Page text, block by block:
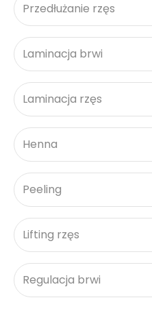
Przedłużanie rzęs
Laminacja brwi
Laminacja rzęs
Henna
Peeling
Lifting rzęs
Regulacja brwi